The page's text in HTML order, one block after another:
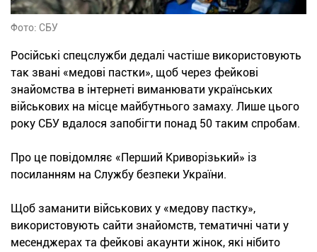
Фото: СБУ
Російські спецслужби дедалі частіше використовують
так звані «медові пастки», щоб через фейкові
знайомства в інтернеті виманювати українських
військових на місце майбутнього замаху. Лише цього
року СБУ вдалося запобігти понад 50 таким спробам.
Про це повідомляє «Перший Криворізький» із
посиланням на Службу безпеки України.
Щоб заманити військових у «медову пастку»,
використовують сайти знайомств, тематичні чати у
месенджерах та фейкові акаунти жінок, які нібито